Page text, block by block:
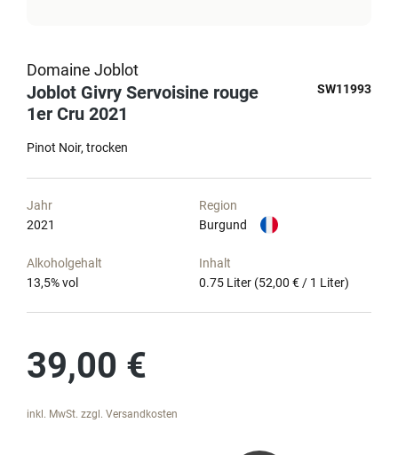
Domaine Joblot
Joblot Givry Servoisine rouge
1er Cru 2021
SW11993
Pinot Noir trocken
Jahr
2021
Region
Burgund
Alkoholgehalt
13,5% vol
Inhalt
0.75 Liter (52,00 € / 1 Liter)
39,00 €
inkl. MwSt. zzgl. Versandkosten